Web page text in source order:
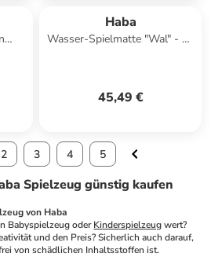
Haba
Wasser-Spielmatte "Wal" - ab
45,49 €
2 3 4 5
Spielzeug günstig kaufen
von Haba
Babyspielzeug oder Kinderspielzeug wert?
und den Preis? Sicherlich auch darauf,
von schädlichen Inhaltsstoffen ist.